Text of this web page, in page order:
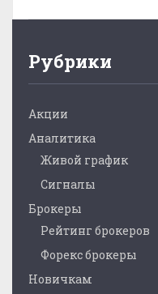
Рубрики
Акции
Аналитика
Живой график
Сигналы
Брокеры
Рейтинг брокеров
Форекс брокеры
Новичкам